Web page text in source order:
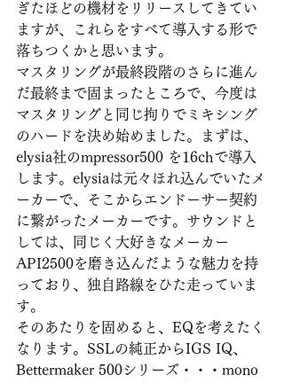
ぎたほどの機材をリリースしてきてい
ますが、これらをすべて導入する形で
落ちつくかと思います。
マスタリングが最終段階のさらに進ん
だ最終まで固まったところで、今度は
マスタリングと同じ拘りでミキシング
のハードを決め始めました。まずは、
elysia社のmpressor500 を16chで導入
します。elysiaは元々ほれ込んでいたメ
ーカーで、そこからエンドーサー契約
に繋がったメーカーです。サウンドと
しては、同じく大好きなメーカー
API2500を磨き込んだような魅力を持
っており、独自路線をひた走っていま
す。
そのあたりを固めると、EQを考えたく
なります。SSLの純正からIGS IQ、
Bettermaker 500シリーズ・・・mono